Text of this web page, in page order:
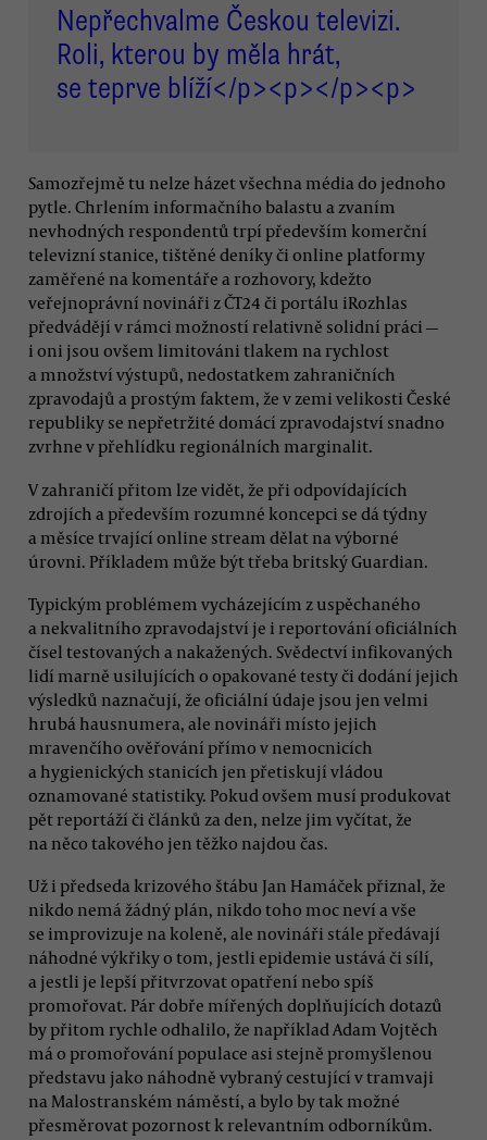
Nepřechvalme Českou televizi.
Roli, kterou by měla hrát,
se teprve blíží</p><p></p><p>
Samozřejmě tu nelze házet všechna média do jednoho
pytle. Chrlením informačního balastu a zvaním
nevhodných respondentů trpí především komerční
televizní stanice, tištěné deníky či online platformy
zaměřené na komentáře a rozhovory, kdežto
veřejnoprávní novináři z ČT24 či portálu iRozhlas
předvádějí v rámci možností relativně solidní práci —
i oni jsou ovšem limitováni tlakem na rychlost
a množství výstupů, nedostatkem zahraničních
zpravodajů a prostým faktem, že v zemi velikosti České
republiky se nepřetržité domácí zpravodajství snadno
zvrhne v přehlídku regionálních marginalit.
V zahraničí přitom lze vidět, že při odpovídajících
zdrojích a především rozumné koncepci se dá týdny
a měsíce trvající online stream dělat na výborné
úrovni. Příkladem může být třeba britský Guardian.
Typickým problémem vycházejícím z uspěchaného
a nekvalitního zpravodajství je i reportování oficiálních
čísel testovaných a nakažených. Svědectví infikovaných
lidí marně usilujících o opakované testy či dodání jejich
výsledků naznačují, že oficiální údaje jsou jen velmi
hrubá hausnumera, ale novináři místo jejich
mravenčího ověřování přímo v nemocnicích
a hygienických stanicích jen přetiskují vládou
oznamované statistiky. Pokud ovšem musí produkovat
pět reportáží či článků za den, nelze jim vyčítat, že
na něco takového jen těžko najdou čas.
Už i předseda krizového štábu Jan Hamáček přiznal, že
nikdo nemá žádný plán, nikdo toho moc neví a vše
se improvizuje na koleně, ale novináři stále předávají
náhodné výkřiky o tom, jestli epidemie ustává či sílí,
a jestli je lepší přitvrzovat opatření nebo spíš
promořovat. Pár dobře mířených doplňujících dotazů
by přitom rychle odhalilo, že například Adam Vojtěch
má o promořování populace asi stejně promyšlenou
představu jako náhodně vybraný cestující v tramvaji
na Malostranském náměstí, a bylo by tak možné
přesměrovat pozornost k relevantním odborníkům.